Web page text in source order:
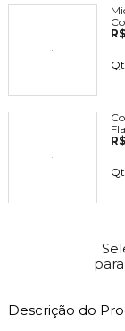
Descrição do